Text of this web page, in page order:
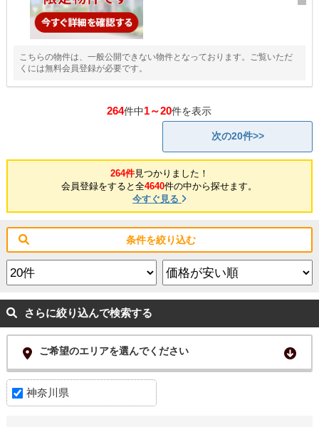
こちらの物件は、一般公開できない物件となっております。ご覧いただ
くには無料会員登録が必要です。
264件中1～20件を表示
次の20件>>
264件見つかりました！
会員登録をすると全4640件の中から探せます。
今すぐ見る
条件を絞り込む
さらに絞り込んで検索する
ご希望のエリアを選んでください
神奈川県